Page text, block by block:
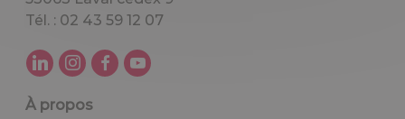
Tél. : 02 43 59 12 07
À propos